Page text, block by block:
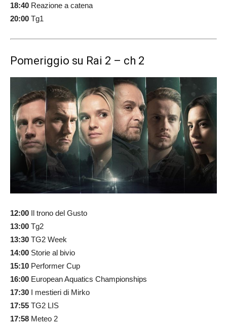
18:40 Reazione a catena
20:00 Tg1
Pomeriggio su Rai 2 – ch 2
12:00 Il trono del Gusto
13:00 Tg2
13:30 TG2 Week
14:00 Storie al bivio
15:10 Performer Cup
16:00 European Aquatics Championships
17:30 I mestieri di Mirko
17:55 TG2 LIS
17:58 Meteo 2